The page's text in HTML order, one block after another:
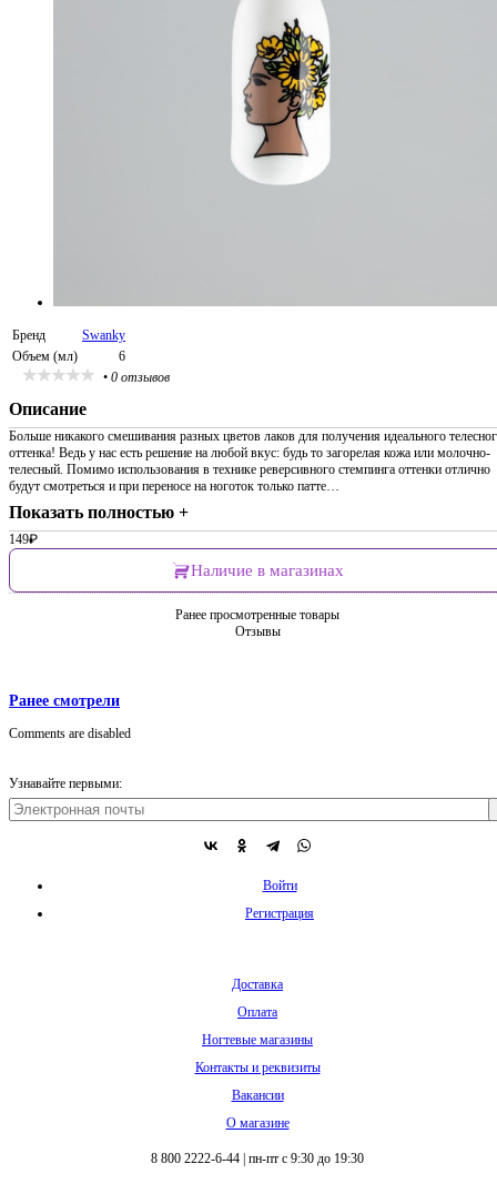
Бренд
Swanky
Объем (мл)
6
• 0 отзывов
Описание
Больше никакого смешивания разных цветов лаков для получения идеального
оттенка! Ведь у нас есть решение на любой вкус: будь то загорелая кожа или молочно-
телесный. Помимо использования в технике реверсивного стемпинга оттенки отлично
будут смотреться и при переносе на ноготок только патте…
Показать полностью +
149₽
Наличие в магазинах
Ранее просмотренные товары
Отзывы
Ранее смотрели
Comments are disabled
Узнавайте первыми:
Войти
Регистрация
Доставка
Оплата
Ногтевые магазины
Контакты и реквизиты
Вакансии
О магазине
8 800 2222-6-44 пн-пт с 9:30 до 19:30